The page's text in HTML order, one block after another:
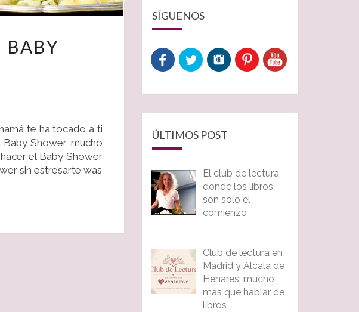
BABY
te ha tocado a ti
Shower, mucho
el Baby Shower
sin estresarte was
SÍGUENOS
ÚLTIMOS POST
El club de lectura
donde los libros
son solo el
comienzo
Club de lectura en
Madrid y Alcalá de
Henares: mucho
más que hablar de
libros